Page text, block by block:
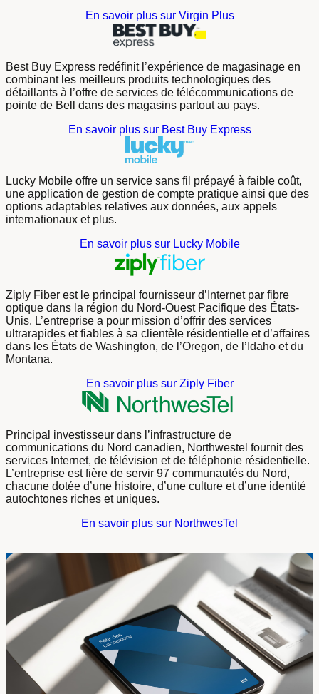
En savoir plus sur Virgin Plus
Best Buy Express redéfinit l’expérience de magasinage en
combinant les meilleurs produits technologiques des
détaillants à l’offre de services de télécommunications de
pointe de Bell dans des magasins partout au pays.
En savoir plus sur Best Buy Express
Lucky Mobile offre un service sans fil prépayé à faible coût,
une application de gestion de compte pratique ainsi que des
options adaptables relatives aux données, aux appels
internationaux et plus.
En savoir plus sur Lucky Mobile
Ziply Fiber est le principal fournisseur d’Internet par fibre
optique dans la région du Nord-Ouest Pacifique des États-
Unis. L’entreprise a pour mission d’offrir des services
ultrarapides et fiables à sa clientèle résidentielle et d’affaires
dans les États de Washington, de l’Oregon, de l’Idaho et du
Montana.
En savoir plus sur Ziply Fiber
Principal investisseur dans l’infrastructure de
communications du Nord canadien, Northwestel fournit des
services Internet, de télévision et de téléphonie résidentielle.
L’entreprise est fière de servir 97 communautés du Nord,
chacune dotée d’une histoire, d’une culture et d’une identité
autochtones riches et uniques.
En savoir plus sur NorthwesTel